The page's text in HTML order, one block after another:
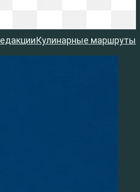
Кулинарные маршруты